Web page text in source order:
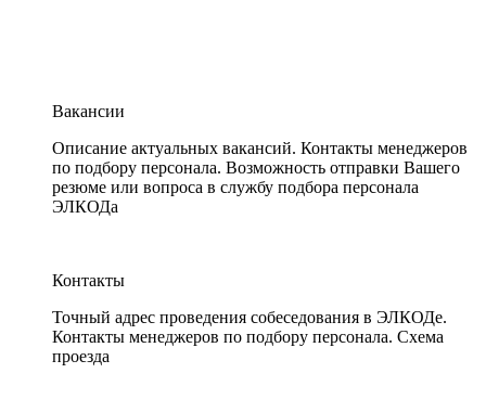
Вакансии
Описание актуальных вакансий. Контакты менеджеров
по подбору персонала. Возможность отправки Вашего
резюме или вопроса в службу подбора персонала
ЭЛКОДа
Контакты
Точный адрес проведения собеседования в ЭЛКОДе.
Контакты менеджеров по подбору персонала. Схема
проезда